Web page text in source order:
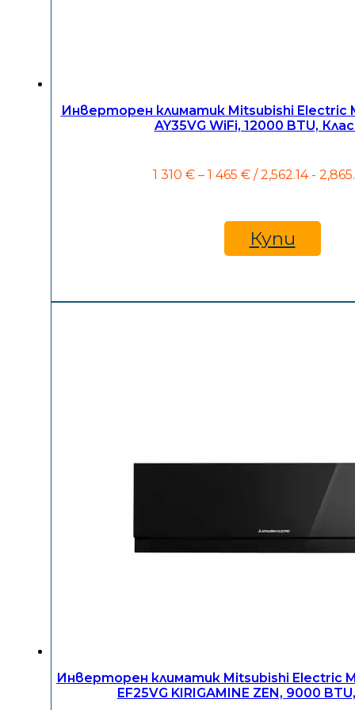
Инверторен климатик Mitsubishi Electric
AY35VG WiFi, 12000 BTU,
1 310 € – 1 465 €Price
310 €
through
1
/ 2,562.14 -
Купи
Инверторен климатик Mitsubishi Electric
EF25VG KIRIGAMINE ZEN, 9000